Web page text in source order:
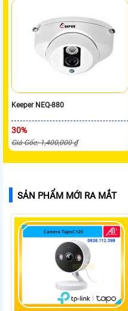
Keeper NEQ-880
30%
Giá Gốc: 1,400,000 ₫
SẢN PHẨM MỚI RA MẮT